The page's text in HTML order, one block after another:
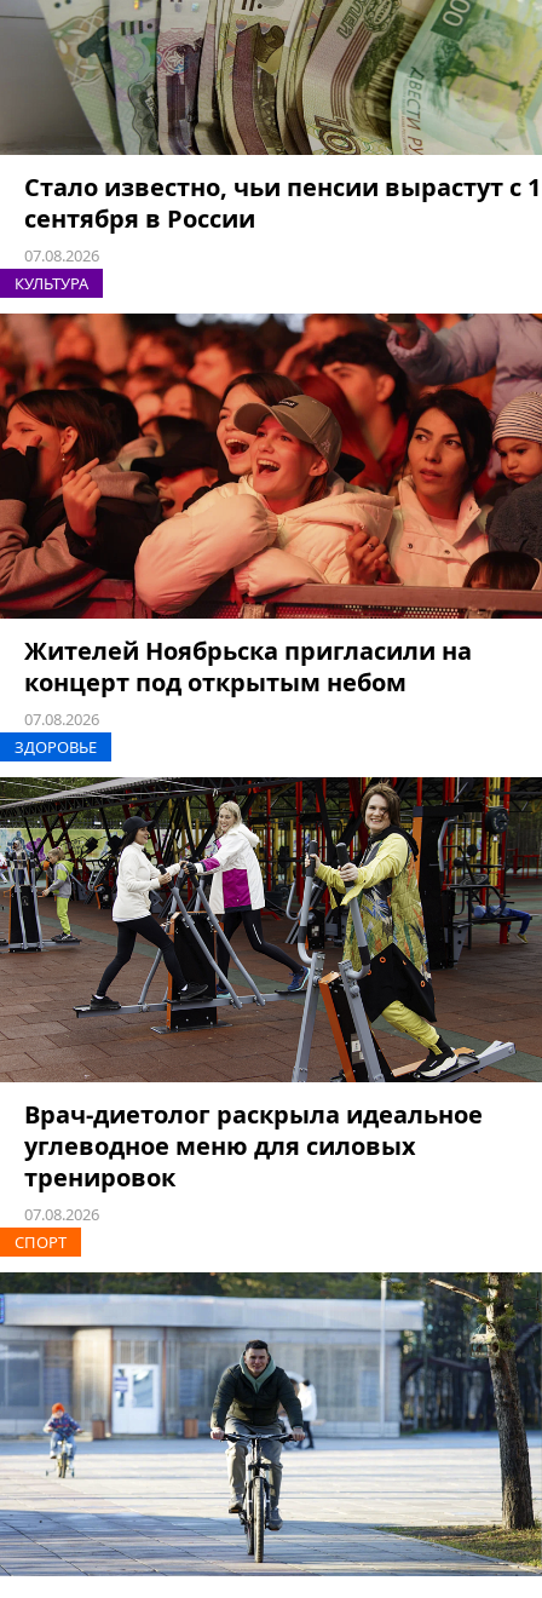
Стало известно, чьи пенсии вырастут с 1
сентября в России
07.08.2026
КУЛЬТУРА
Жителей Ноябрьска пригласили на
концерт под открытым небом
07.08.2026
ЗДОРОВЬЕ
Врач-диетолог раскрыла идеальное
углеводное меню для силовых
тренировок
07.08.2026
СПОРТ